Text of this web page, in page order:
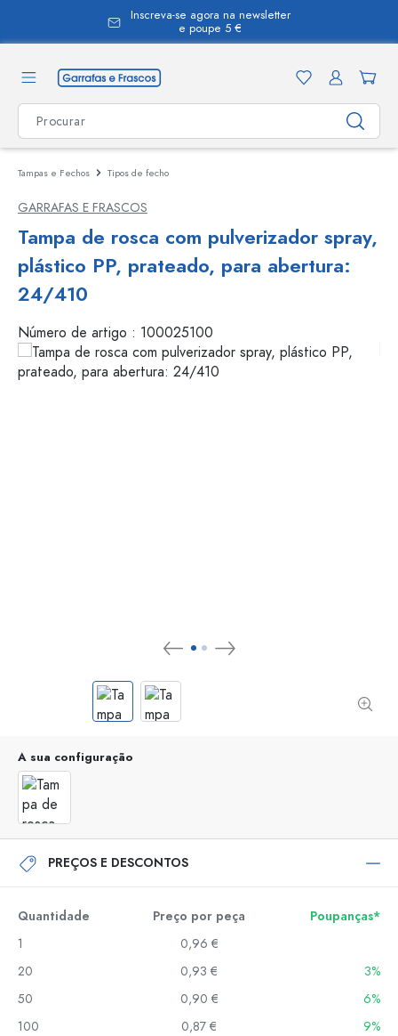
Inscreva-se agora na newsletter
e poupe 5 €
Tampas e Fechos Tipos de fecho
GARRAFAS E FRASCOS
Tampa de rosca com pulverizador spray,
plástico PP, prateado, para abertura:
24/410
Número de artigo : 100025100
A sua configuração
PREÇOS E DESCONTOS
Quantidade Preço por peça
Poupanças*
1
0,96 €
20
0,93 €
3%
50
0,90 €
6%
100
0,87 €
9%